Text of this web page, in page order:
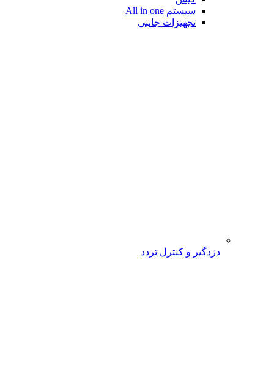
سیستم All in one
تجهیزات جانبی
دزدگیر و کنترل تردد